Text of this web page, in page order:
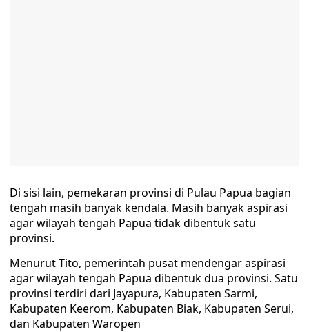
Di sisi lain, pemekaran provinsi di Pulau Papua bagian
tengah masih banyak kendala. Masih banyak aspirasi
agar wilayah tengah Papua tidak dibentuk satu
provinsi.
Menurut Tito, pemerintah pusat mendengar aspirasi
agar wilayah tengah Papua dibentuk dua provinsi. Satu
provinsi terdiri dari Jayapura, Kabupaten Sarmi,
Kabupaten Keerom, Kabupaten Biak, Kabupaten Serui,
dan Kabupaten Waropen